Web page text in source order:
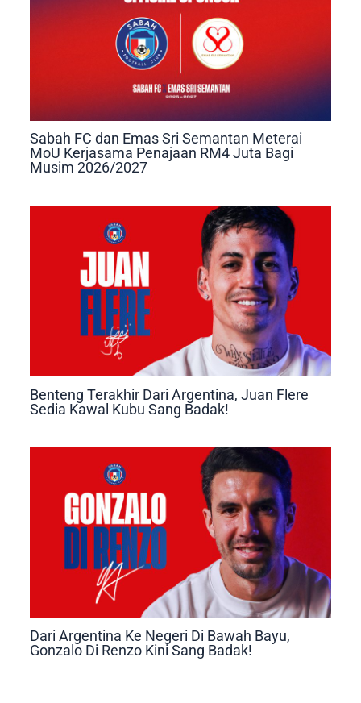
Sabah FC dan Emas Sri Semantan Meterai
MoU Kerjasama Penajaan RM4 Juta Bagi
Musim 2026/2027
Benteng Terakhir Dari Argentina, Juan Flere
Sedia Kawal Kubu Sang Badak!
Dari Argentina Ke Negeri Di Bawah Bayu,
Gonzalo Di Renzo Kini Sang Badak!